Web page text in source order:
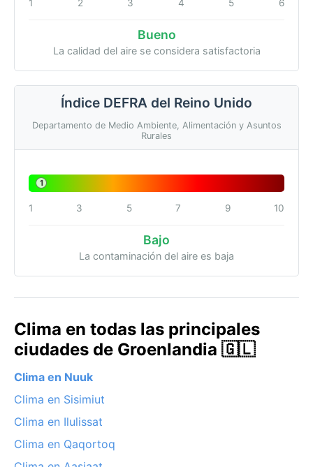
1 2 3 4 5 6
Bueno
La calidad del aire se considera satisfactoria
Índice DEFRA del Reino Unido
Departamento de Medio Ambiente, Alimentación y Asuntos
Rurales
1
1 3 5 7 9 10
Bajo
La contaminación del aire es baja
Clima en todas las principales
ciudades de Groenlandia 🇬🇱
Clima en Nuuk
Clima en Sisimiut
Clima en Ilulissat
Clima en Qaqortoq